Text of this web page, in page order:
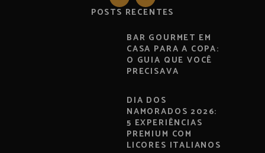
POSTS RECENTES
BAR GOURMET EM
CASA PARA A COPA:
O GUIA QUE VOCÊ
PRECISAVA
DIA DOS
NAMORADOS 2026:
5 EXPERIÊNCIAS
PREMIUM COM
LICORES ITALIANOS